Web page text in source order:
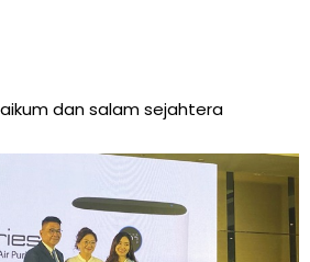
dan salam sejahtera